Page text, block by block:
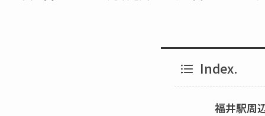
Index.
福井駅周